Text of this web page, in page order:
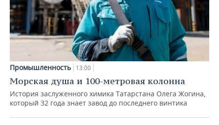
Промышленность 13:00
Морская душа и 100-метровая колонна
История заслуженного химика Татарстана Олега Жогина,
который 32 года знает завод до последнего винтика